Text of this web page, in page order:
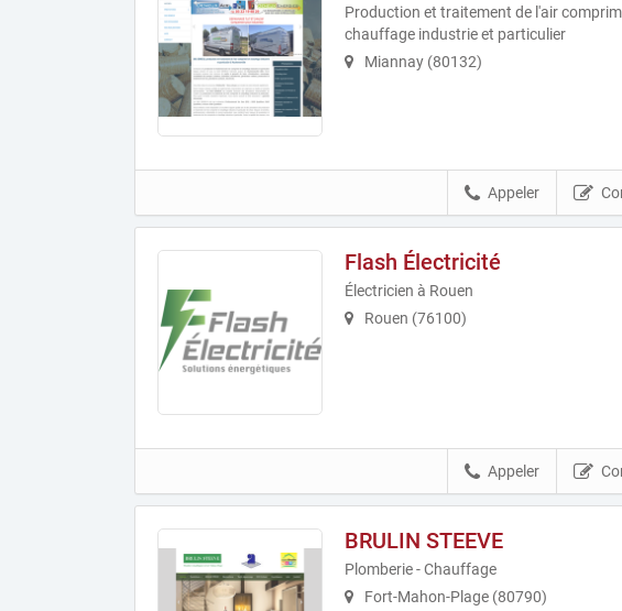
Production et traitement de l'air
chauffage industrie et particulier
Miannay (80132)
Appeler
Flash Électricité
Électricien à Rouen
Rouen (76100)
Appeler
BRULIN STEEVE
Plomberie - Chauffage
Fort-Mahon-Plage (80790)